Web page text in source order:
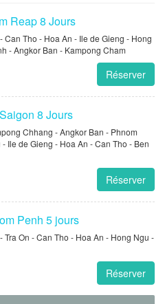
Reap 8 Jours
Can Tho - Hoa An - Ile de Gieng - Hong
- Angkor Ban - Kampong Cham
Réserver
8 Jours
Chhang - Angkor Ban - Phnom
Ile de Gieng - Hoa An - Can Tho - Ben
Réserver
Penh 5 jours
Tra On - Can Tho - Hoa An - Hong Ngu -
Réserver